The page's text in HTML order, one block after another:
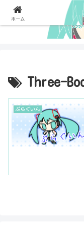
Three-
ぷらぐいん
ホーム